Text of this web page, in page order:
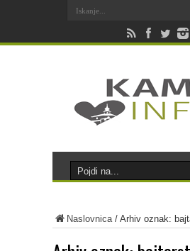
Naslovnica/ Arhiv oznak: